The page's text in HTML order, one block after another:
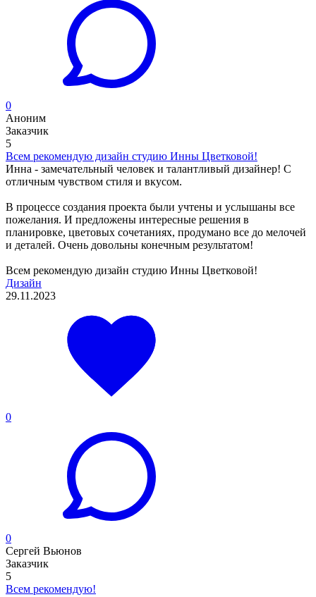
0
Аноним
Заказчик
5
Всем рекомендую дизайн студию Инны Цветковой!
Инна - замечательный человек и талантливый дизайнер! С
отличным чувством стиля и вкусом.
В процессе создания проекта были учтены и услышаны все
пожелания. И предложены интересные решения в
планировке, цветовых сочетаниях, продумано все до мелочей
и деталей. Очень довольны конечным результатом!
Всем рекомендую дизайн студию Инны Цветковой!
Дизайн
29.11.2023
0
0
Сергей Вьюнов
Заказчик
5
Всем рекомендую!